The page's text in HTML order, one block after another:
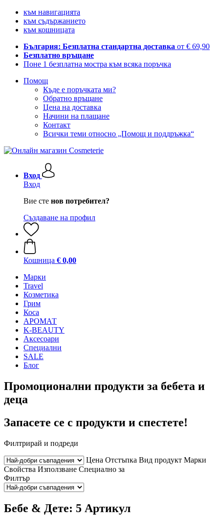
към навигацията
към съдържанието
към кошницата
България: Безплатна стандартна доставка от € 69,90
Безплатно връщане
Поне 1 безплатна мостра към всяка поръчка
Помощ
Къде е поръчката ми?
Обратно връщане
Цена на доставка
Начини на плащане
Контакт
Всички теми относно „Помощ и поддръжка“
Вход
Вход
Вие сте нов потребител?
Създаване на профил
Кошница € 0,00
Mарки
Travel
Козметика
Грим
Коса
АРОМАТ
K-BEAUTY
Аксесоари
Специални
SALE
Блог
Промоционални продукти за бебета и
деца
Запасете се с продукти и спестете!
Филтрирай и подреди
Цена Отстъпка Вид продукт Марки
Свойства Използване Специално за
Филтър
Бебе & Дете: 5 Артикул